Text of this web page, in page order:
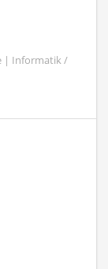
| Informatik /